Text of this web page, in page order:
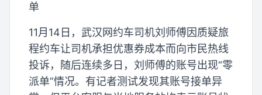
单
11月14日，武汉网约车司机刘师傅因质疑旅
程约车让司机承担优惠券成本而向市民热线
投诉，随后连续多日，刘师傅的账号出现“零
派单”情况。有记者测试发现其账号接单异